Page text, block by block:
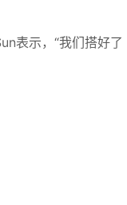
表示，“我们搭好了